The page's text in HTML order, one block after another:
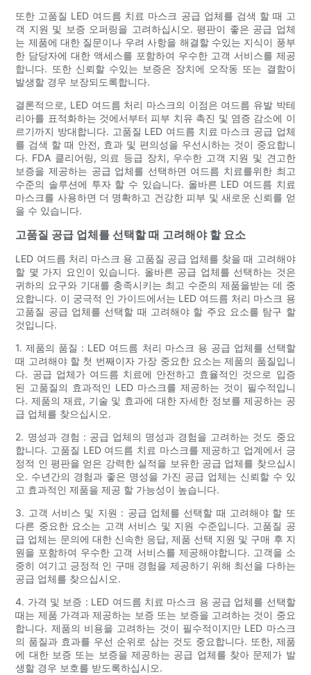
또한 고품질 LED 여드름 치료 마스크 공급 업체를 검색 할 때 고
객 지원 및 보증 오퍼링을 고려하십시오. 평판이 좋은 공급 업체
는 제품에 대한 질문이나 우려 사항을 해결할 수있는 지식이 풍부
한 담당자에 대한 액세스를 포함하여 우수한 고객 서비스를 제공
합니다. 또한 신뢰할 수있는 보증은 장치에 오작동 또는 결함이
발생할 경우 보장되도록합니다.
결론적으로, LED 여드름 처리 마스크의 이점은 여드름 유발 박테
리아를 표적화하는 것에서부터 피부 치유 촉진 및 염증 감소에 이
르기까지 방대합니다. 고품질 LED 여드름 치료 마스크 공급 업체
를 검색 할 때 안전, 효과 및 편의성을 우선시하는 것이 중요합니
다. FDA 클리어링, 의료 등급 장치, 우수한 고객 지원 및 견고한
보증을 제공하는 공급 업체를 선택하면 여드름 치료를위한 최고
수준의 솔루션에 투자 할 수 있습니다. 올바른 LED 여드름 치료
마스크를 사용하면 더 명확하고 건강한 피부 및 새로운 신뢰를 얻
을 수 있습니다.
고품질 공급 업체를 선택할 때 고려해야 할 요소
LED 여드름 처리 마스크 용 고품질 공급 업체를 찾을 때 고려해야
할 몇 가지 요인이 있습니다. 올바른 공급 업체를 선택하는 것은
귀하의 요구와 기대를 충족시키는 최고 수준의 제품을받는 데 중
요합니다. 이 궁극적 인 가이드에서는 LED 여드름 처리 마스크 용
고품질 공급 업체를 선택할 때 고려해야 할 주요 요소를 탐구 할
것입니다.
1. 제품의 품질 : LED 여드름 처리 마스크 용 공급 업체를 선택할
때 고려해야 할 첫 번째이자 가장 중요한 요소는 제품의 품질입니
다. 공급 업체가 여드름 치료에 안전하고 효율적인 것으로 입증
된 고품질의 효과적인 LED 마스크를 제공하는 것이 필수적입니
다. 제품의 재료, 기술 및 효과에 대한 자세한 정보를 제공하는 공
급 업체를 찾으십시오.
2. 명성과 경험 : 공급 업체의 명성과 경험을 고려하는 것도 중요
합니다. 고품질 LED 여드름 치료 마스크를 제공하고 업계에서 긍
정적 인 평판을 얻은 강력한 실적을 보유한 공급 업체를 찾으십시
오. 수년간의 경험과 좋은 명성을 가진 공급 업체는 신뢰할 수 있
고 효과적인 제품을 제공 할 가능성이 높습니다.
3. 고객 서비스 및 지원 : 공급 업체를 선택할 때 고려해야 할 또
다른 중요한 요소는 고객 서비스 및 지원 수준입니다. 고품질 공
급 업체는 문의에 대한 신속한 응답, 제품 선택 지원 및 구매 후 지
원을 포함하여 우수한 고객 서비스를 제공해야합니다. 고객을 소
중히 여기고 긍정적 인 구매 경험을 제공하기 위해 최선을 다하는
공급 업체를 찾으십시오.
4. 가격 및 보증 : LED 여드름 치료 마스크 용 공급 업체를 선택할
때는 제품 가격과 제공하는 보증 또는 보증을 고려하는 것이 중요
합니다. 제품의 비용을 고려하는 것이 필수적이지만 LED 마스크
의 품질과 효과를 우선 순위로 삼는 것도 중요합니다. 또한, 제품
에 대한 보증 또는 보증을 제공하는 공급 업체를 찾아 문제가 발
생할 경우 보호를 받도록하십시오.